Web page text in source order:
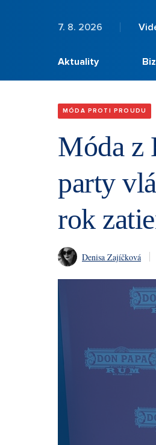
7. 8. 2026
Aktuality
MÓDA PROTI PROUDU
Móda z
party
rok
Denisa Zajíčková